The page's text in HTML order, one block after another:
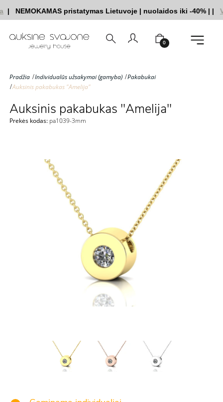
| NEMOKAMAS pristatymas Lietuvoje| nuolaidos iki -40%| |
0
Pradžia Individualūs užsakymai (gamyba)
Pakabukai
Auksinis pakabukas "Amelija"
Auksinis pakabukas "Amelija"
Prekės kodas: pa1039-3mm